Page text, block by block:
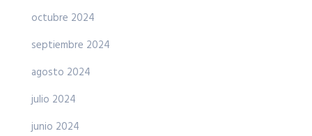
octubre 2024
septiembre 2024
agosto 2024
julio 2024
junio 2024